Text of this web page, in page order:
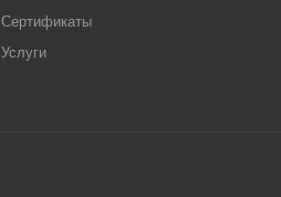
Сертификаты
Услуги